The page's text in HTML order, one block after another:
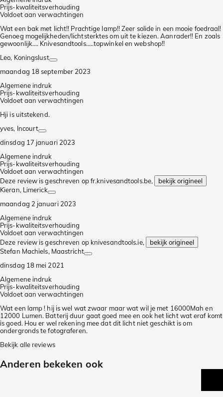
Prijs-kwaliteitsverhouding
Voldoet aan verwachtingen
Wat een bak met licht!! Prachtige lamp!! Zeer solide in een mooie foedraal!
Genoeg mogelijkheden/lichtsterktes om uit te kiezen. Aanrader!! En zoals
gewoonlijk…. Knivesandtools…..topwinkel en webshop!!
Leo, Koningslust
maandag 18 september 2023
Algemene indruk
Prijs-kwaliteitsverhouding
Voldoet aan verwachtingen
Hji is uitstekend.
yves, Incourt
dinsdag 17 januari 2023
Algemene indruk
Prijs-kwaliteitsverhouding
Voldoet aan verwachtingen
Deze review is geschreven op fr.knivesandtools.be,
bekijk origineel
Kieran, Limerick
maandag 2 januari 2023
Algemene indruk
Prijs-kwaliteitsverhouding
Voldoet aan verwachtingen
Deze review is geschreven op knivesandtools.ie,
bekijk origineel
Stefan Machiels, Maastricht
dinsdag 18 mei 2021
Algemene indruk
Prijs-kwaliteitsverhouding
Voldoet aan verwachtingen
Wat een lamp ! hij is wel wat zwaar maar wat wil je met 16000Mah en
12000 Lumen. Batterij duur gaat goed mee en ook het licht wat eraf komt
is goed. Hou er wel rekening mee dat dit licht niet geschikt is om
ondergronds te fotograferen.
Bekijk alle reviews
Anderen bekeken ook